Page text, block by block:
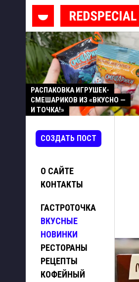
РАСПАКОВКА ИГРУШЕК-
СМЕШАРИКОВ ИЗ «ВКУСНО —
И ТОЧКА!»
СОЗДАТЬ ПОСТ
О САЙТЕ
КОНТАКТЫ
ГАСТРОТОЧКА
ВКУСНЫЕ
НОВИНКИ
РЕСТОРАНЫ
РЕЦЕПТЫ
КОФЕЙНЫЙ